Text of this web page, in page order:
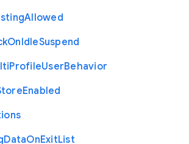
Allowed
OnIdleSuspend
ProfileUserBehavior
Enabled
DataOnExitList